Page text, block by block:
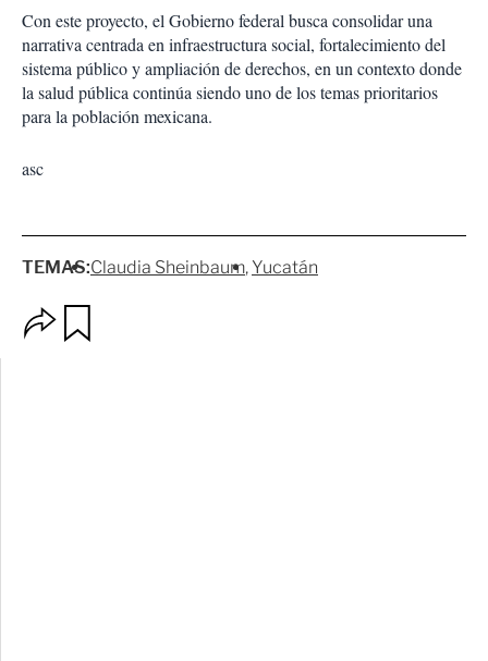
Con este proyecto, el Gobierno federal busca consolidar una
narrativa centrada en infraestructura social, fortalecimiento del
sistema público y ampliación de derechos, en un contexto donde
la salud pública continúa siendo uno de los temas prioritarios
para la población mexicana.
asc
TEMAS:Claudia Sheinbaum Yucatán